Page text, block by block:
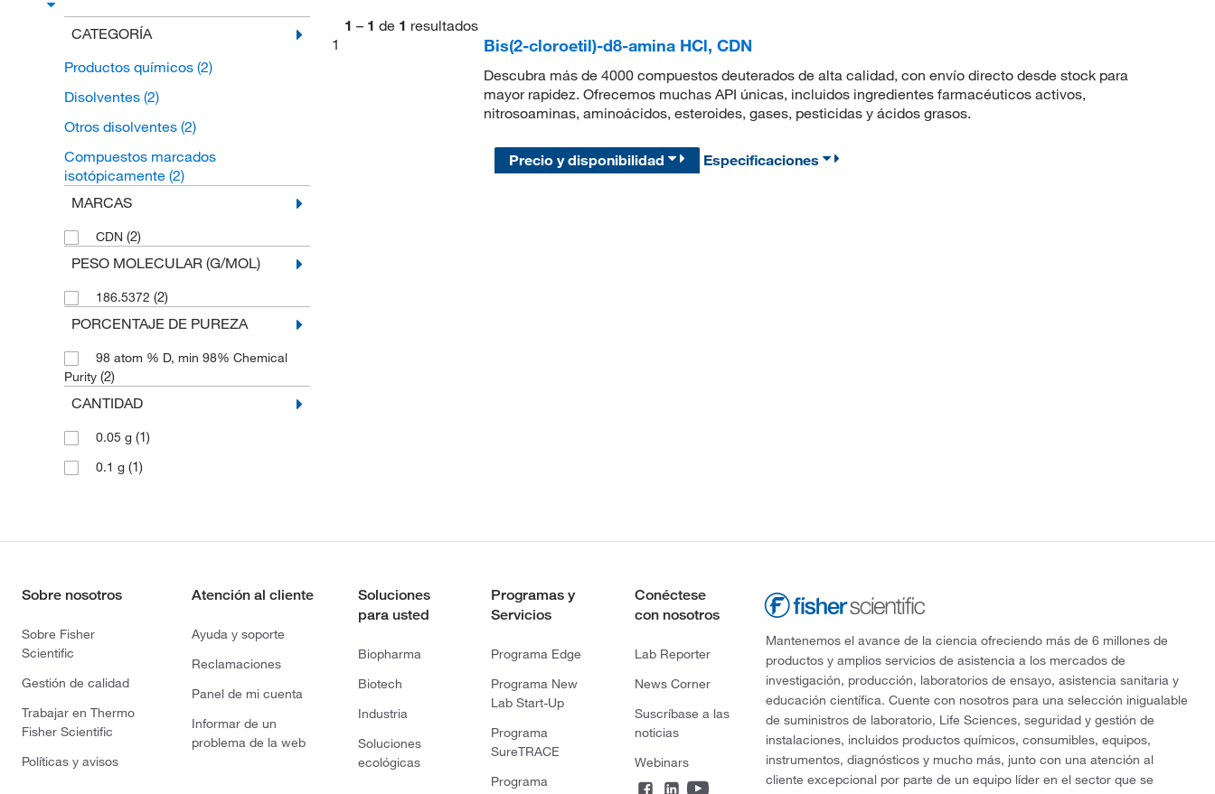
CATEGORÍA
Productos químicos (2)
Disolventes (2)
Otros disolventes (2)
Compuestos marcados
isotópicamente (2)
MARCAS
CDN (2)
PESO MOLECULAR (G/MOL)
186.5372 (2)
PORCENTAJE DE PUREZA
98 atom % D, min 98% Chemical
Purity (2)
CANTIDAD
0.05 g (1)
0.1 g (1)
1 – 1 de 1 resultados
1
Bis(2-cloroetil)-d8-amina HCl, CDN
Descubra más de 4000 compuestos deuterados de alta calidad, con envío directo desde stock para
mayor rapidez. Ofrecemos muchas API únicas, incluidos ingredientes farmacéuticos activos,
nitrosoaminas, aminoácidos, esteroides, gases, pesticidas y ácidos grasos.
Precio y disponibilidad Especificaciones
Sobre nosotros
Sobre Fisher
Scientific
Gestión de calidad
Trabajar en Thermo
Fisher Scientific
Políticas y avisos
Atención al cliente
Ayuda y soporte
Reclamaciones
Panel de mi cuenta
Informar de un
problema de la web
Soluciones
para usted
Biopharma
Biotech
Industria
Soluciones
ecológicas
Programas y
Servicios
Programa Edge
Programa New
Lab Start-Up
Programa
SureTRACE
Programa
Conéctese
con nosotros
Lab Reporter
News Corner
Suscríbase a las
noticias
Webinars
Mantenemos el avance de la ciencia ofreciendo más de 6 millones de
productos y amplios servicios de asistencia a los mercados de
investigación, producción, laboratorios de ensayo, asistencia sanitaria y
educación científica. Cuente con nosotros para una selección inigualable
de suministros de laboratorio, Life Sciences, seguridad y gestión de
instalaciones, incluidos productos químicos, consumibles, equipos,
instrumentos, diagnósticos y mucho más, junto con una atención al
cliente excepcional por parte de un equipo líder en el sector que se